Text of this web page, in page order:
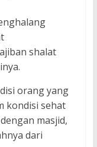
shalat
orang yang
kondisi sehat
masjid,
dari